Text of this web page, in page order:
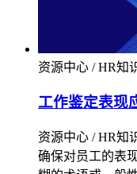
资源中心 / HR知
工作鉴定表现
资源中心 / HR知
确保对员工的表